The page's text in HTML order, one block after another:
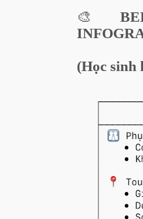
🎨
(Học sinh